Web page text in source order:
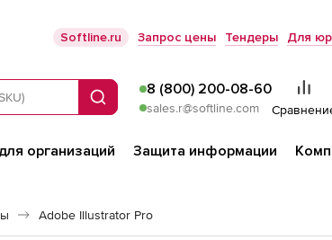
Softline.ru Запрос цены Тендеры Для
Поиск
8 (800) 200-08-60
sales.r@softline.com
организаций Защита информации
Adobe Illustrator Pro